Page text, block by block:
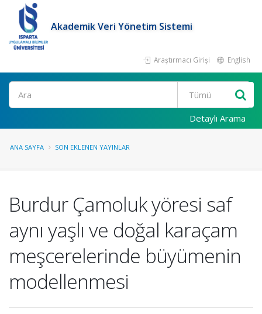
Akademik Veri Yönetim Sistemi
Araştırmacı Girişi English
Ara
Detaylı Arama
ANA SAYFA SON EKLENEN YAYINLAR
Burdur Çamoluk yöresi saf
aynı yaşlı ve doğal karaçam
meşcerelerinde büyümenin
modellenmesi